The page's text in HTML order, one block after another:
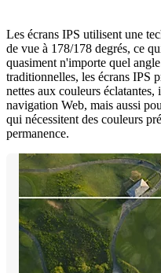
Les écrans IPS utilisent une
de vue à 178/178 degrés, ce
quasiment n'importe quel
traditionnelles, les écrans IPS
nettes aux couleurs
navigation Web, mais aussi
qui nécessitent des couleurs
permanence.